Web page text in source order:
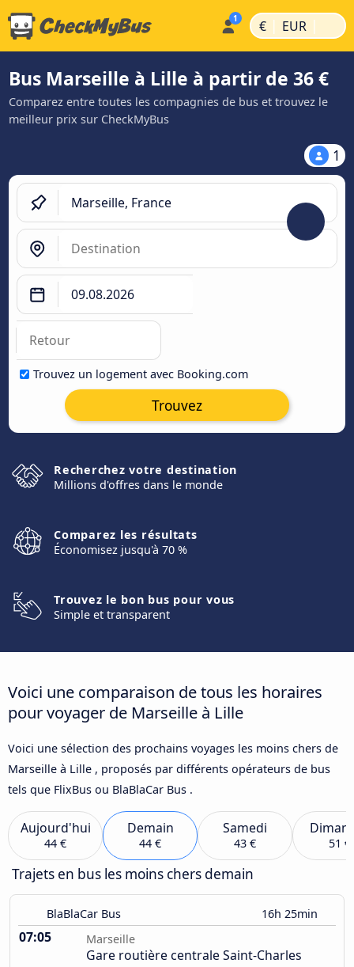
€ | EUR |
Bus Marseille à Lille à partir de 36 €
Comparez entre toutes les compagnies de bus et trouvez le
meilleur prix sur CheckMyBus
1
Trouvez un logement avec Booking.com
Trouvez
Recherchez votre destination
Millions d'offres dans le monde
Comparez les résultats
Économisez jusqu'à 70 %
Trouvez le bon bus pour vous
Simple et transparent
Voici une comparaison de tous les horaires
pour voyager de Marseille à Lille
Voici une sélection des prochains voyages les moins chers de
Marseille à Lille , proposés par différents opérateurs de bus
tels que FlixBus ou BlaBlaCar Bus .
Aujourd'hui
44 €
Demain
44 €
Samedi
43 € 51 €
Trajets en bus les moins chers demain
BlaBlaCar Bus 16h 25min
07:05 Marseille
Gare routière centrale Saint-Charles